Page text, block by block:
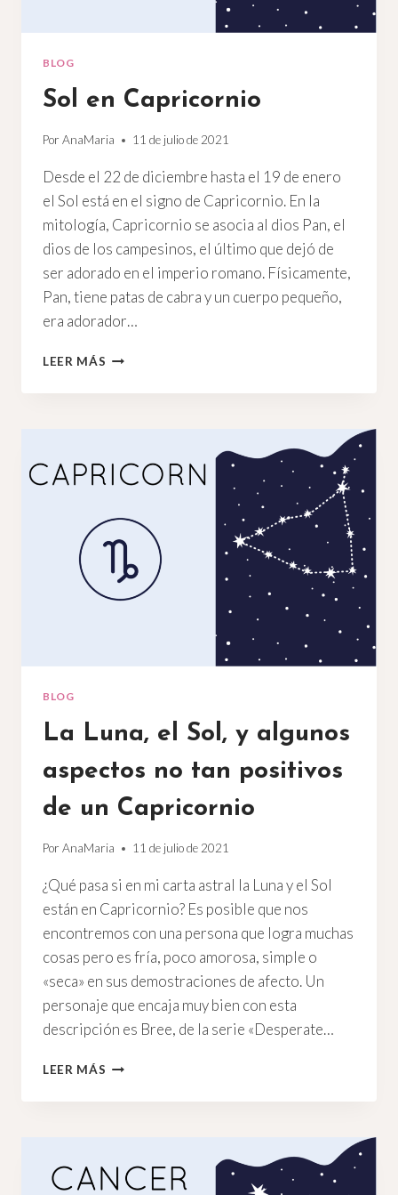
BLOG
Sol en Capricornio
Por AnaMaria 11 de julio de 2021
Desde el 22 de diciembre hasta el 19 de enero
el Sol está en el signo de Capricornio. En la
mitología, Capricornio se asocia al dios Pan, el
dios de los campesinos, el último que dejó de
ser adorado en el imperio romano. Físicamente,
Pan, tiene patas de cabra y un cuerpo pequeño,
era adorador…
LEER MÁS SOL
BLOG
La Luna, el Sol, y algunos
aspectos no tan positivos
de un Capricornio
Por AnaMaria 11 de julio de 2021
¿Qué pasa si en mi carta astral la Luna y el Sol
están en Capricornio? Es posible que nos
encontremos con una persona que logra muchas
cosas pero es fría, poco amorosa, simple o
«seca» en sus demostraciones de afecto. Un
personaje que encaja muy bien con esta
descripción es Bree, de la serie «Desperate…
LEER MÁS LA
ASPECTOS